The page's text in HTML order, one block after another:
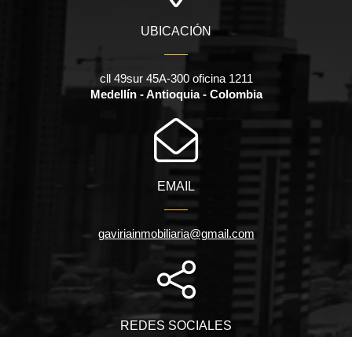
UBICACIÓN
cll 49sur 45A-300 oficina 1211
Medellín - Antioquia - Colombia
EMAIL
gaviriainmobiliaria@gmail.com
REDES SOCIALES